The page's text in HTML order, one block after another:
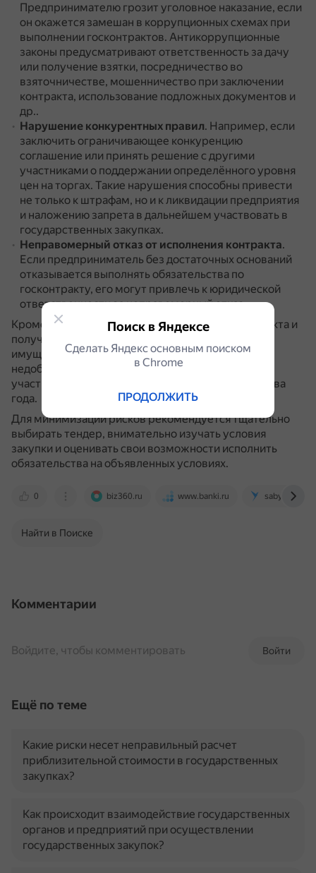
Предпринимателю грозит уголовное наказание, если
он окажется замешан в коррупционных схемах при
выполнении госконтрактов. Антикоррупционные
законы предусматривают ответственность за дачу
или получение взятки, посредничество во
взяточничестве, мошенничество при заключении
контракта, использование подложных документов и
др..
Нарушение конкурентных правил. Например, если
заключить ограничивающее конкуренцию
соглашение или принять решение с другими
участниками о поддержании определённого уровня
цен на торгах. Такие нарушения способны привести
не только к штрафам, но и к ликвидации предприятия
и наложению запрета в дальнейшем участвовать в
государственных закупках.
Неправомерный отказ от исполнения контракта.
Если предприниматель без достаточных оснований
отказывается выполнять обязательства по
госконтракту, его могут привлечь к юридической
ответственности за неправомерный отказ.
Кроме того, если ИП не выполнит условия контракта и
получит штраф, он будет отвечать личным
имуществом.А если попадёт в реестр
недобросовестных поставщиков, не сможет
участвовать в большинстве закупок следующие два
года.
Для минимизации рисков рекомендуется тщательно
выбирать тендер, внимательно изучать условия
закупки и оценивать свои возможности исполнить
обязательства на объявленных условиях.
0 biz360.ru www.banki.ru saby.ru
Найти в Поиске
Комментарии
Войти
Войдите, чтобы комментировать
Ещё по теме
Какие риски несет неправильный расчет
приблизительной стоимости в государственных
закупках?
Как происходит взаимодействие государственных
органов и предприятий при осуществлении
государственных закупок?
Поиск в Яндексе
Сделать Яндекс основным поиском
в Сhrome
ПРОДОЛЖИТЬ